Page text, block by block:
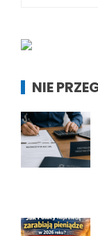
NIE